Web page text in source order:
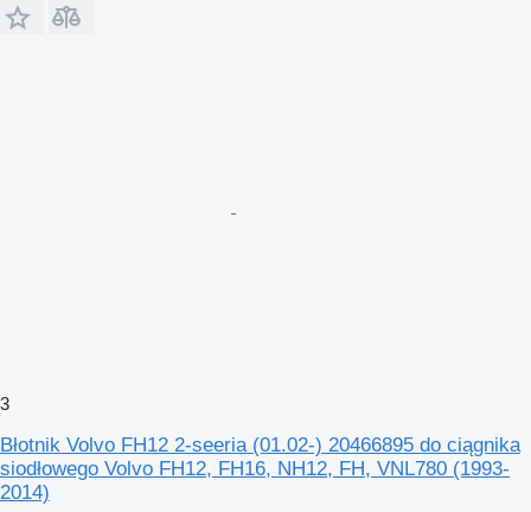
3
Błotnik Volvo FH12 2-seeria (01.02-) 20466895 do ciągnika
siodłowego Volvo FH12, FH16, NH12, FH, VNL780 (1993-
2014)